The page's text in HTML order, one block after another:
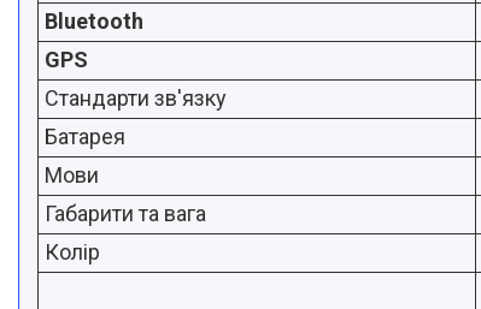
Bluetooth
GPS
Стандарти зв'язку
Батарея
Мови
Габарити та вага
Колір